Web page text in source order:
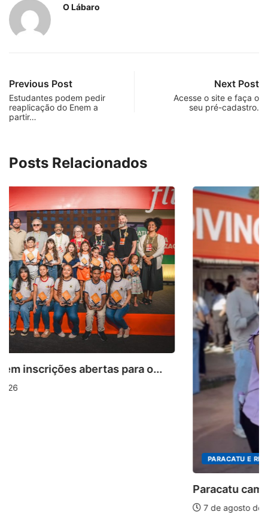
O Lábaro
Previous Post
Estudantes podem pedir
reaplicação do Enem a
partir…
Next Post
Acesse o site e faça o
seu pré-cadastro.
Posts Relacionados
Paracatu caminha pelos 20 anos da Lei...